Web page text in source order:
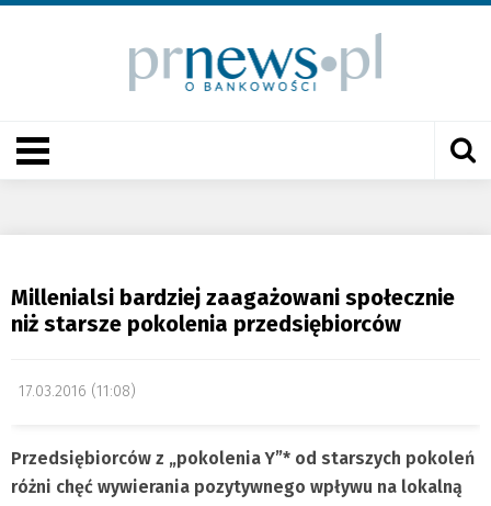
Millenialsi bardziej zaagażowani społecznie
niż starsze pokolenia przedsiębiorców
17.03.2016 (11:08)
Przedsiębiorców z „pokolenia Y”* od starszych pokoleń
różni chęć wywierania pozytywnego wpływu na lokalną